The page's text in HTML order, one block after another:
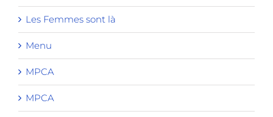
Les Femmes sont là
Menu
MPCA
MPCA